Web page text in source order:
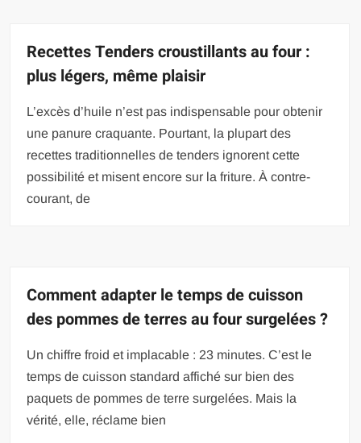
Recettes Tenders croustillants au four :
plus légers, même plaisir
L’excès d’huile n’est pas indispensable pour obtenir
une panure craquante. Pourtant, la plupart des
recettes traditionnelles de tenders ignorent cette
possibilité et misent encore sur la friture. À contre-
courant, de
Comment adapter le temps de cuisson
des pommes de terres au four surgelées ?
Un chiffre froid et implacable : 23 minutes. C’est le
temps de cuisson standard affiché sur bien des
paquets de pommes de terre surgelées. Mais la
vérité, elle, réclame bien